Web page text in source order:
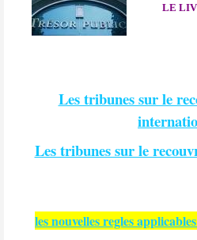
LE
Les tribunes sur le
Les tribunes sur le
les nouvelles regles